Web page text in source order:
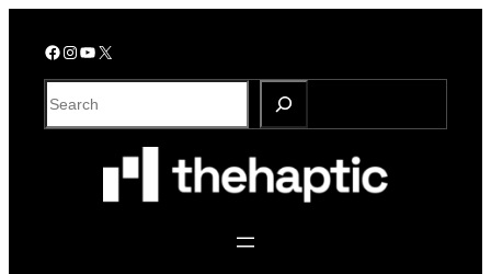
Facebook InstagramYouTube X
S
e